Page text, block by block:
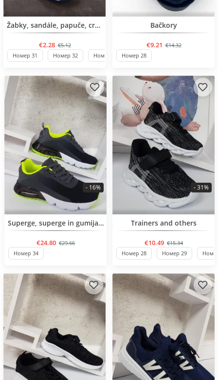
BESTSELLERŽabky, sandále, papuče, crocs
€2.28 €5.12
Номер 31 Номер 32 Номер 30
BESTSELLER
Bačkory
€9.21 €14.32
Номер 28
BESTSELLERSuperge, superge in gumijasti škornji
€24.80 €29.66
- 16%
Номер 34
BESTSELLER
Trainers and others
€10.49 €15.34
- 31%
Номер 28 Номер 29